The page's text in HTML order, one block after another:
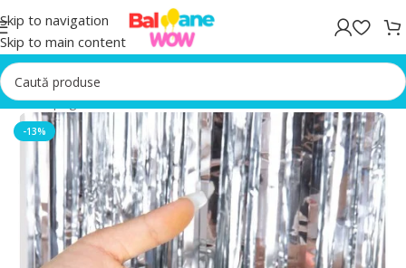
Skip to navigation
Skip to main content
Prima pagină/Accesorii Baloane
-13%